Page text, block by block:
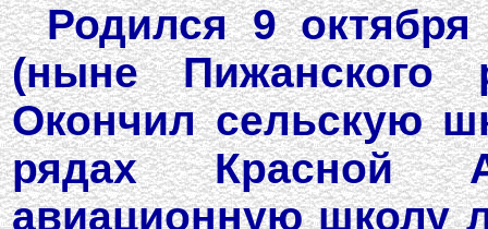
Родился 9
(ныне Пижанского
Окончил сельскую
рядах Красной
авиационную школу